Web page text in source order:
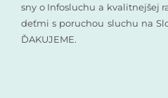
sny o Infosluchu a kvalitnejšej
deťmi s poruchou sluchu na
ĎAKUJEME.